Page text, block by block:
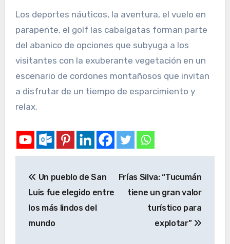
Los deportes náuticos, la aventura, el vuelo en
parapente, el golf las cabalgatas forman parte
del abanico de opciones que subyuga a los
visitantes con la exuberante vegetación en un
escenario de cordones montañosos que invitan
a disfrutar de un tiempo de esparcimiento y
relax.
Un pueblo de San
Luis fue elegido entre
los más lindos del
mundo
Frías Silva: “Tucumán
tiene un gran valor
turístico para
explotar”